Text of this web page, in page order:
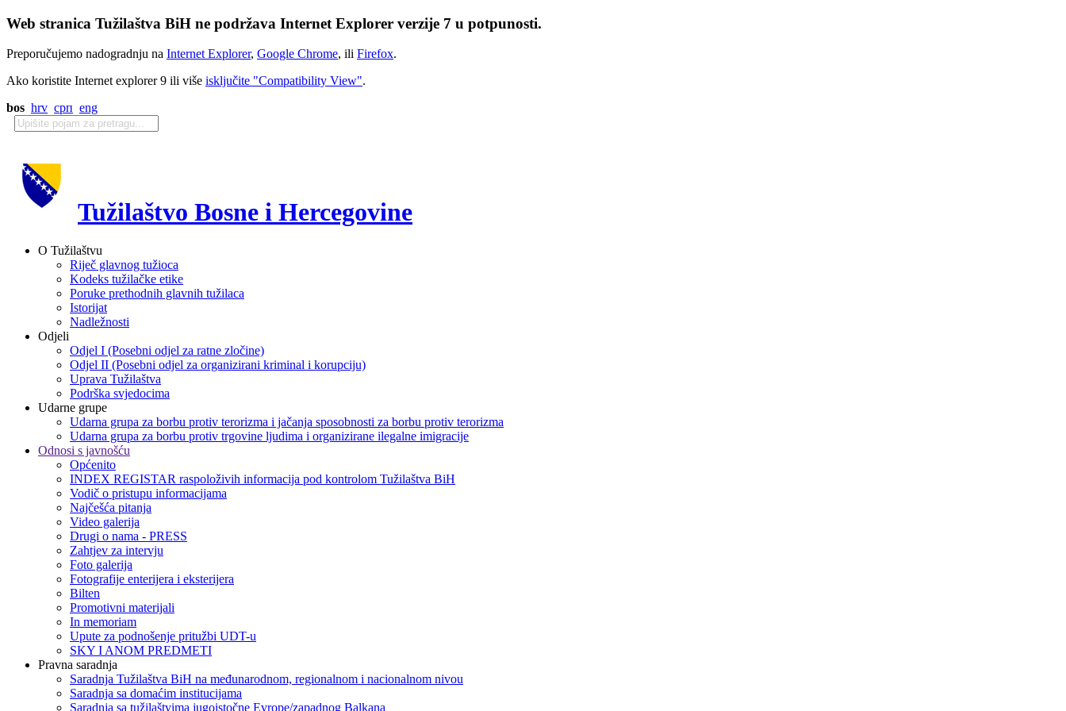
Web stranica Tužilaštva BiH ne podržava Internet Explorer verzije 7 u potpunosti.
Preporučujemo nadogradnju na Internet Explorer, Google Chrome, ili Firefox.
Ako koristite Internet explorer 9 ili više isključite "Compatibility View".
bos hrv срп eng
Tužilaštvo Bosne i Hercegovine
O Tužilaštvu
Riječ glavnog tužioca
Kodeks tužilačke etike
Poruke prethodnih glavnih tužilaca
Istorijat
Nadležnosti
Odjeli
Odjel I (Posebni odjel za ratne zločine)
Odjel II (Posebni odjel za organizirani kriminal i korupciju)
Uprava Tužilaštva
Podrška svjedocima
Udarne grupe
Udarna grupa za borbu protiv terorizma i jačanja sposobnosti za borbu protiv terorizma
Udarna grupa za borbu protiv trgovine ljudima i organizirane ilegalne imigracije
Odnosi s javnošću
Općenito
INDEX REGISTAR raspoloživih informacija pod kontrolom Tužilaštva BiH
Vodič o pristupu informacijama
Najčešća pitanja
Video galerija
Drugi o nama - PRESS
Zahtjev za intervju
Foto galerija
Fotografije enterijera i eksterijera
Bilten
Promotivni materijali
In memoriam
Upute za podnošenje pritužbi UDT-u
SKY I ANOM PREDMETI
Pravna saradnja
Saradnja Tužilaštva BiH na međunarodnom, regionalnom i nacionalnom nivou
Saradnja sa domaćim institucijama
Saradnja sa tužilaštvima jugoistočne Evrope/zapadnog Balkana